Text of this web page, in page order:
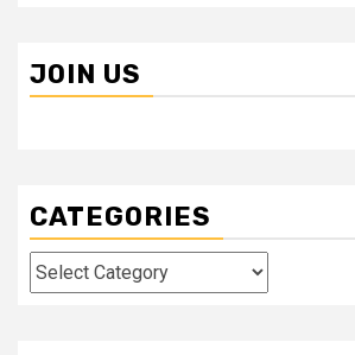
JOIN US
CATEGORIES
Categories